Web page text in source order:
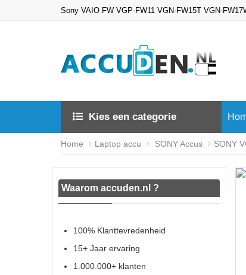
Sony VAIO FW VGP-FW11 VGN-FW15T VGN-
Kies een categorie
Home Laptop accu SONY Accus SONY
Waarom accuden.nl ?
100% Klanttevredenheid
15+ Jaar ervaring
1.000.000+ klanten